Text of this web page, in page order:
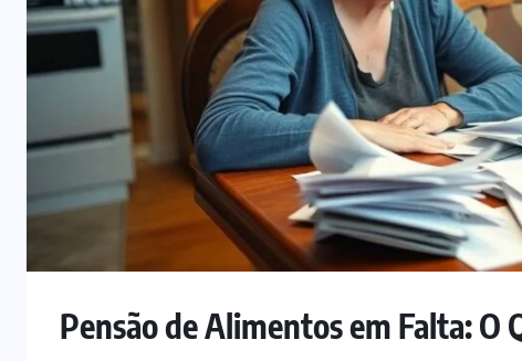
Pensão de Alimentos em Falta: O